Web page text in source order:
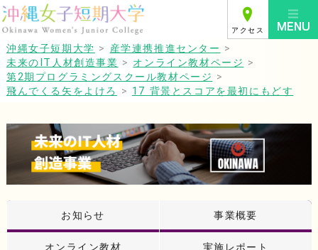
アクセス
沖縄女子短期大学 > 産学連携推進センター >
未来のIT人材創造事業 > オンライン教材ページ >
第2期プログラミングスクール教材ページ >
飛んでくる矢をよけろ
> 17 背景とスコアを最初にもどす
お知らせ 事業概要
オンライン教材 実施レポート